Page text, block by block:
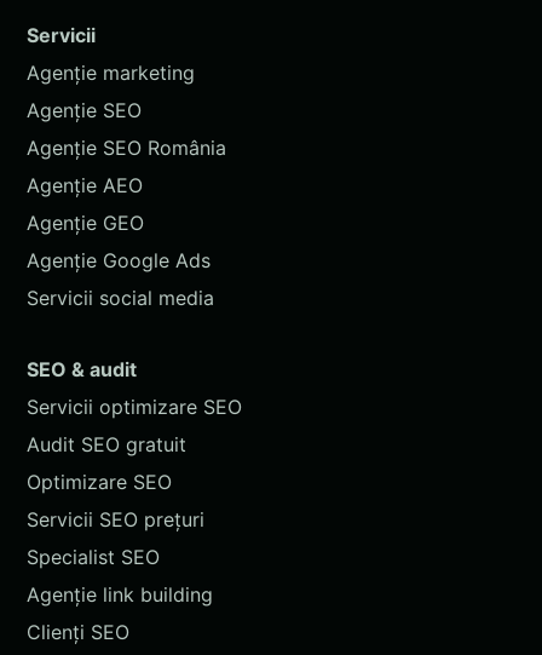
Servicii
Agenție marketing
Agenție SEO
Agenție SEO România
Agenție AEO
Agenție GEO
Agenție Google Ads
Servicii social media
SEO & audit
Servicii optimizare SEO
Audit SEO gratuit
Optimizare SEO
Servicii SEO prețuri
Specialist SEO
Agenție link building
Clienți SEO